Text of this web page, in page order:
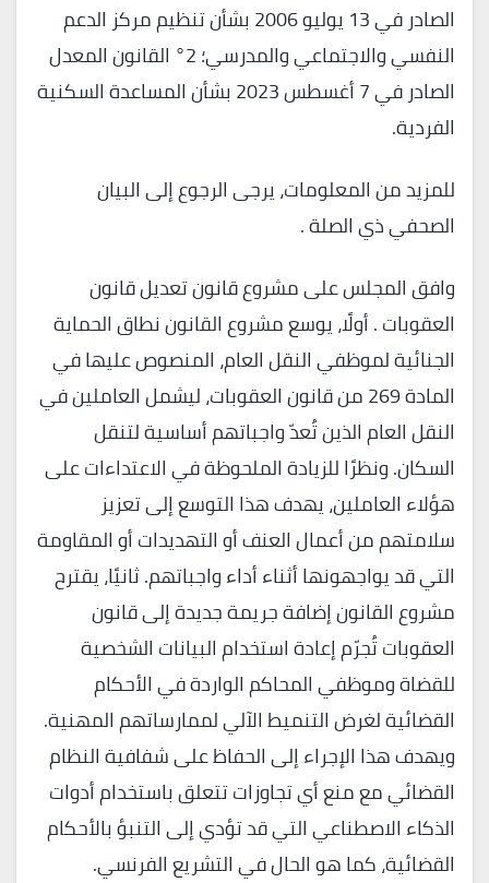
الصادر في 13 يوليو 2006 بشأن تنظيم مركز الدعم
النفسي والاجتماعي والمدرسي؛ 2° القانون المعدل
الصادر في 7 أغسطس 2023 بشأن المساعدة السكنية
الفردية.
للمزيد من المعلومات، يرجى الرجوع إلى البيان
الصحفي ذي الصلة .
وافق المجلس على مشروع قانون تعديل قانون
العقوبات . أولًا، يوسع مشروع القانون نطاق الحماية
الجنائية لموظفي النقل العام، المنصوص عليها في
المادة 269 من قانون العقوبات، ليشمل العاملين في
النقل العام الذين تُعدّ واجباتهم أساسية لتنقل
السكان. ونظرًا للزيادة الملحوظة في الاعتداءات على
هؤلاء العاملين، يهدف هذا التوسع إلى تعزيز
سلامتهم من أعمال العنف أو التهديدات أو المقاومة
التي قد يواجهونها أثناء أداء واجباتهم. ثانيًا، يقترح
مشروع القانون إضافة جريمة جديدة إلى قانون
العقوبات تُجرّم إعادة استخدام البيانات الشخصية
للقضاة وموظفي المحاكم الواردة في الأحكام
القضائية لغرض التنميط الآلي لممارساتهم المهنية.
ويهدف هذا الإجراء إلى الحفاظ على شفافية النظام
القضائي مع منع أي تجاوزات تتعلق باستخدام أدوات
الذكاء الاصطناعي التي قد تؤدي إلى التنبؤ بالأحكام
القضائية، كما هو الحال في التشريع الفرنسي.